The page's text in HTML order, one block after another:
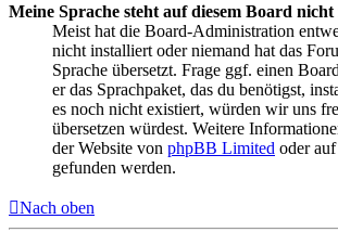
Meine Sprache steht auf diesem Board
Meist hat die Board-Administration
nicht installiert oder niemand hat das
Sprache übersetzt. Frage ggf. einen
er das Sprachpaket, das du benötigst,
es noch nicht existiert, würden wir uns
übersetzen würdest. Weitere
der Website von phpBB Limited oder auf
gefunden werden.
Nach oben